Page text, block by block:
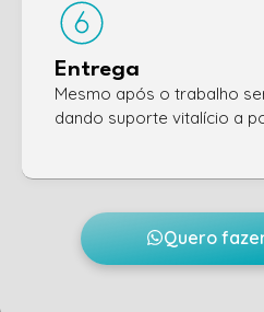
Entrega
Mesmo após o trabalho
dando suporte vitalício a
Quero